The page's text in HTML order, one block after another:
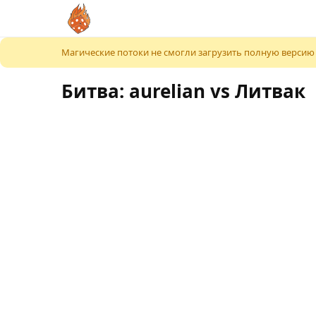
К содержимому
Магические потоки не смогли загрузить полную
Битва: aurelian vs Литвак